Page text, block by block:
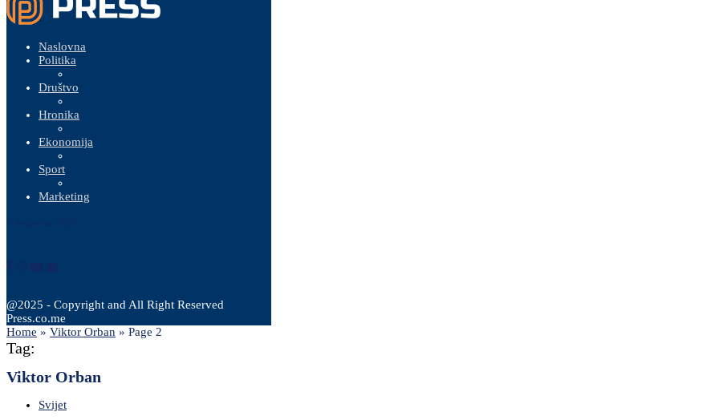
Naslovna
Politika
Društvo
Hronika
Ekonomija
Sport
Marketing
@2025 - Copyright and All Right Reserved
Press.co.me
Home » Viktor Orban » Page 2
Tag:
Viktor Orban
Svijet